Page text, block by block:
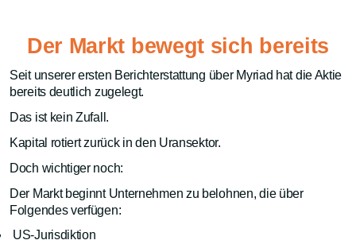
Der Markt bewegt sich bereits
Seit unserer ersten Berichterstattung über Myriad hat die Aktie
bereits deutlich zugelegt.
Das ist kein Zufall.
Kapital rotiert zurück in den Uransektor.
Doch wichtiger noch:
Der Markt beginnt Unternehmen zu belohnen, die über
Folgendes verfügen:
US-Jurisdiktion